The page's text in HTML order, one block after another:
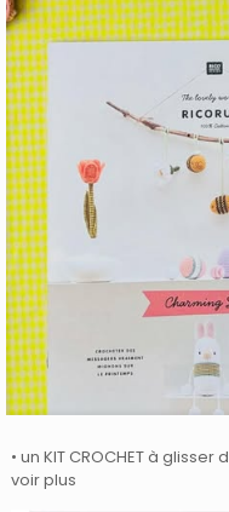
• un KIT CROCHET à
voir plus